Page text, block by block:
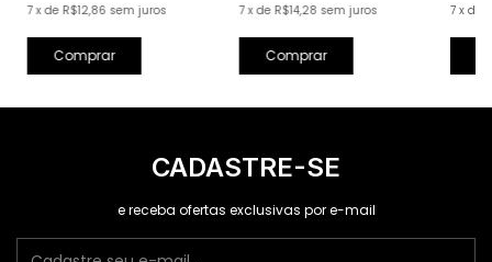
7 xde R$12,86 sem juros
Comprar
7 xde R$14,28 sem juros
Comprar
7 x de
CADASTRE-SE
e receba ofertas exclusivas por e-mail